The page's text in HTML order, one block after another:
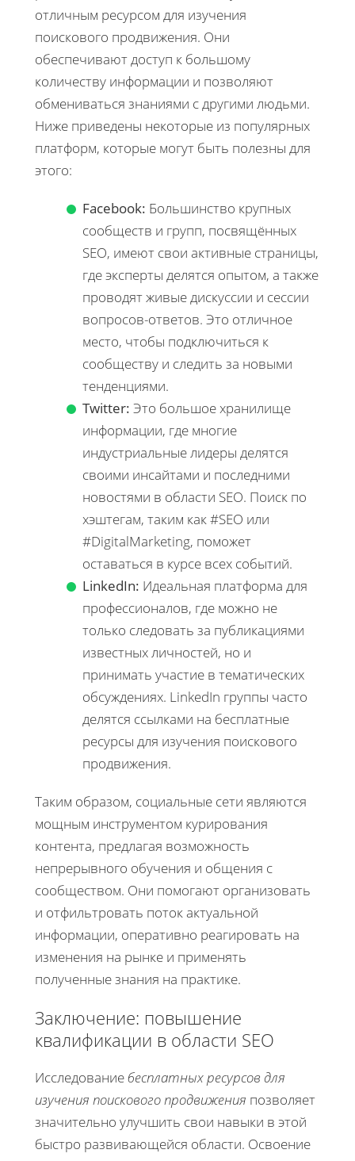
отличным ресурсом для изучения
поискового продвижения. Они
обеспечивают доступ к большому
количеству информации и позволяют
обмениваться знаниями с другими людьми.
Ниже приведены некоторые из популярных
платформ, которые могут быть полезны для
этого:
Facebook: Большинство крупных
сообществ и групп, посвящённых
SEO, имеют свои активные страницы,
где эксперты делятся опытом, а также
проводят живые дискуссии и сессии
вопросов-ответов. Это отличное
место, чтобы подключиться к
сообществу и следить за новыми
тенденциями.
Twitter: Это большое хранилище
информации, где многие
индустриальные лидеры делятся
своими инсайтами и последними
новостями в области SEO. Поиск по
хэштегам, таким как #SEO или
#DigitalMarketing, поможет
оставаться в курсе всех событий.
LinkedIn: Идеальная платформа для
профессионалов, где можно не
только следовать за публикациями
известных личностей, но и
принимать участие в тематических
обсуждениях. LinkedIn группы часто
делятся ссылками на бесплатные
ресурсы для изучения поискового
продвижения.
Таким образом, социальные сети являются
мощным инструментом курирования
контента, предлагая возможность
непрерывного обучения и общения с
сообществом. Они помогают организовать
и отфильтровать поток актуальной
информации, оперативно реагировать на
изменения на рынке и применять
полученные знания на практике.
Заключение: повышение
квалификации в области SEO
Исследованиебесплатных ресурсов для
изучения поискового продвижения позволяет
значительно улучшить свои навыки в этой
быстро развивающейся области. Освоение